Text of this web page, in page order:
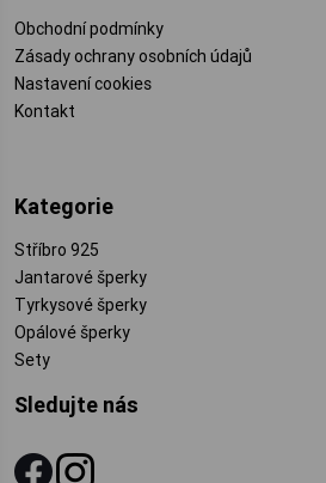
Obchodní podmínky
Zásady ochrany osobních údajů
Nastavení cookies
Kontakt
Kategorie
Stříbro 925
Jantarové šperky
Tyrkysové šperky
Opálové šperky
Sety
Sledujte nás